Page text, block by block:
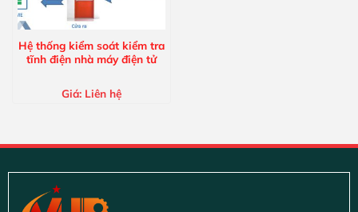
Hệ thống kiểm soát kiểm tra
tĩnh điện nhà máy điện tử
Giá: Liên hệ